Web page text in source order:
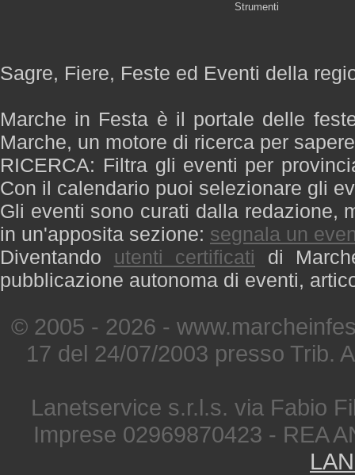
Strumenti
Sagre, Fiere, Feste ed Eventi della
Marche in Festa è il portale delle
Marche, un motore di ricerca per
RICERCA: Filtra gli eventi per
Con il calendario puoi selezionare gli
Gli eventi sono curati dalla redazione,
in un'apposita sezione: segnala un
Diventando utenti certificati di
pubblicazione autonoma di eventi,
© 2005 - 2026 -
17 del 24/07/2003 presso Trib.
Lanetservice s.r.l.s. via Fabio
Imprese 02969870423 - REA